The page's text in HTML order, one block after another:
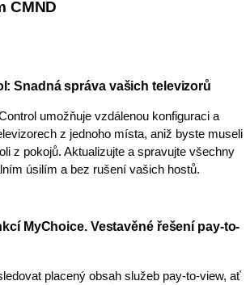
CMND
Snadná správa vašich televizorů
umožňuje vzdálenou konfiguraci a
z jednoho místa, aniž byste museli
z pokojů. Aktualizujte a spravujte všechny
úsilím a bez rušení vašich hostů.
MyChoice. Vestavěné řešení pay-to-
placený obsah služeb pay-to-view, ať